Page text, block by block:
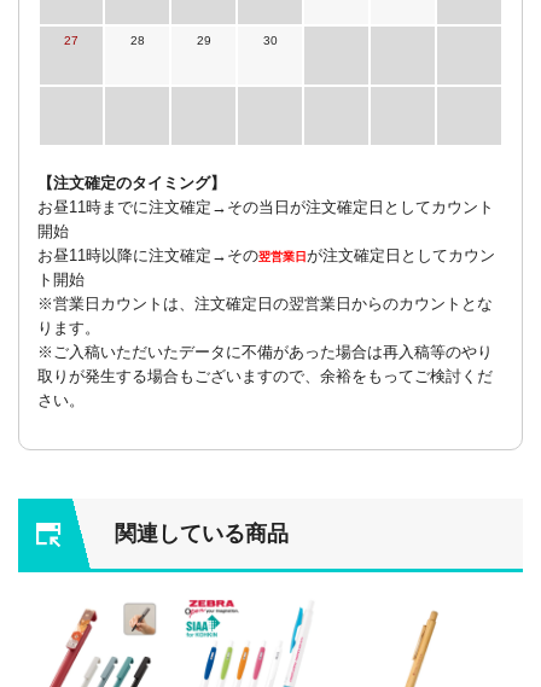
27 28 29 30
【注文確定のタイミング】
お昼11時までに注文確定→その当日が注文確定日としてカウント
開始
お昼11時以降に注文確定→その翌営業日が注文確定日としてカウン
ト開始
※営業日カウントは、注文確定日の翌営業日からのカウントとな
ります。
※ご入稿いただいたデータに不備があった場合は再入稿等のやり
取りが発生する場合もございますので、余裕をもってご検討くだ
さい。
関連している商品